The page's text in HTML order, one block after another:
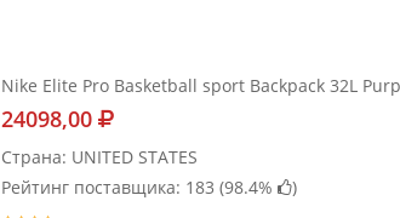
Nike Elite Pro Basketball sport Backpack 32L
24098,00
Страна: UNITED STATES
Рейтинг поставщика: 183 (98.4% )